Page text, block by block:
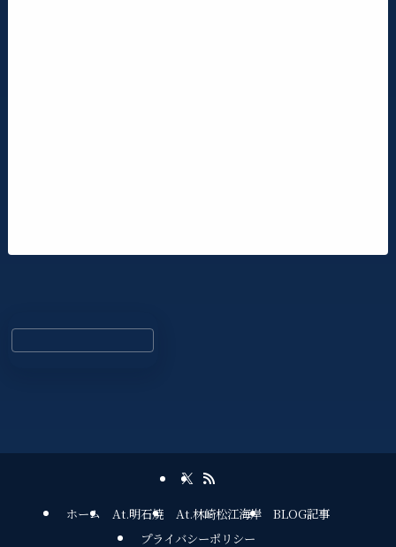
ホーム At.明石焼 At.林崎松江海岸
BLOG記事
プライバシーポリシー